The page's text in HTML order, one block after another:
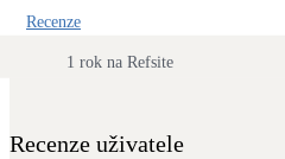
Recenze
1 rok na Refsite
Recenze uživatele